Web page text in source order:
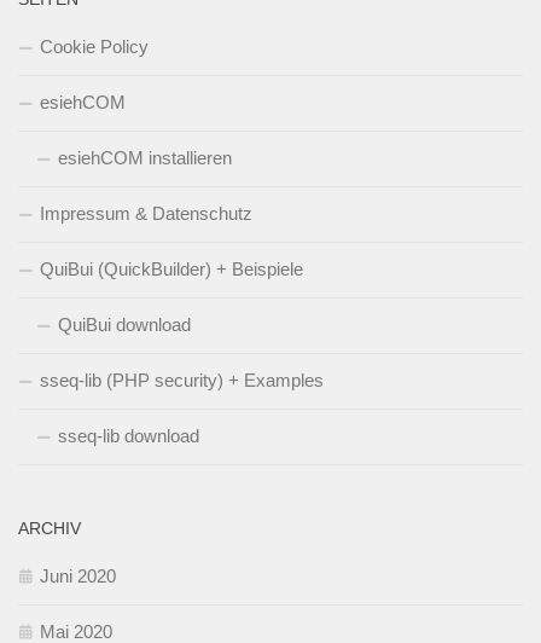
Cookie Policy
esiehCOM
esiehCOM installieren
Impressum & Datenschutz
QuiBui (QuickBuilder) + Beispiele
QuiBui download
sseq-lib (PHP security) + Examples
sseq-lib download
ARCHIV
Juni 2020
Mai 2020